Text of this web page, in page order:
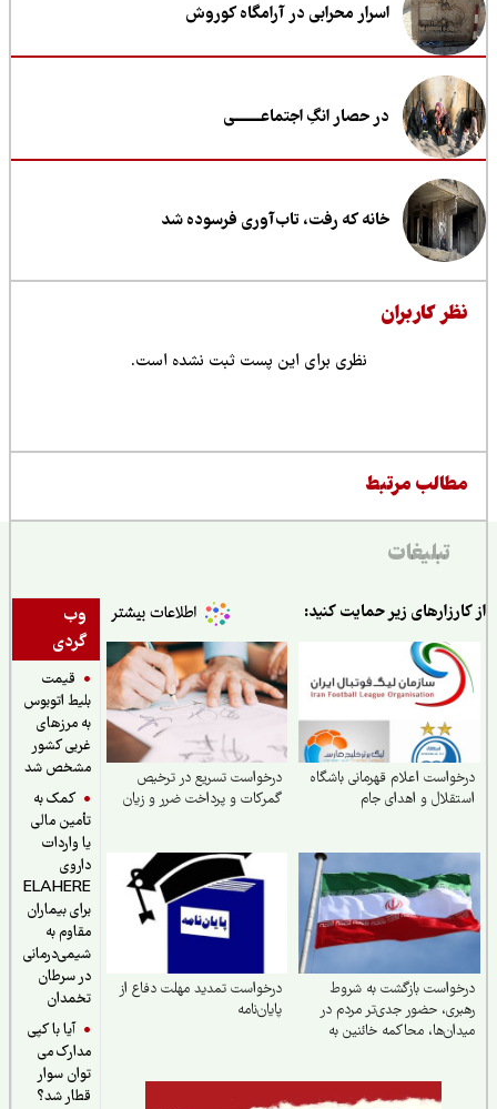
اسرار محرابی در آرامگاه کوروش
در حصار انگِ اجتماعــــــــی
خانه که رفت، تاب‌آوری فرسوده شد
کاربران
نظری برای این پست ثبت نشده است.
مرتبط
تبلیغات
وب
گردی
قیمت
بلیط اتوبوس
به مرزهای
غربی کشور
مشخص شد
کمک به
تأمین مالی
یا واردات
ELAHERE
برای بیماران
مقاوم به
شیمی‌درمانی
در سرطان
تخمدان
آیا با کپی
مدارک می
توان سوار
قطار شد؟
زیر حمایت کنید:
اعلام قهرمانی باشگاه
و اهدای جام
درخواست تسریع در ترخیص
گمرکات و پرداخت ضرر و زیان
بازگشت به شروط
حضور جدی‌تر مردم در
محاکمه خائنین به
درخواست تمدید مهلت دفاع از
پایان‌نامه